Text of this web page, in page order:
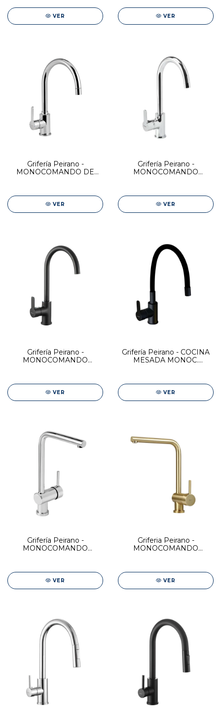
VER VER
Grifería Peirano -
MONOCOMANDO DE
VER
Grifería Peirano -
MONOCOMANDO
VER
Grifería Peirano -
MONOCOMANDO
VER
Grifería Peirano - COCINA
MESADA MONOC.
VER
Grifería Peirano -
MONOCOMANDO
VER
Griferia Peirano -
MONOCOMANDO
VER